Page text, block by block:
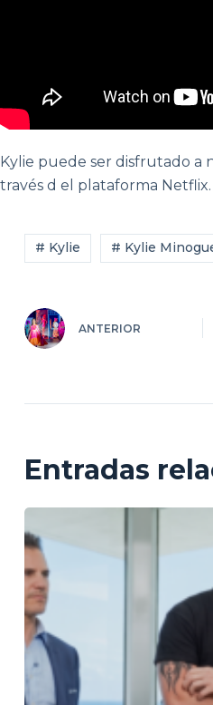
Kylie puede ser disfrutado a
través d el plataforma Netflix.
# Kylie # Kylie
ANTERIOR
Entradas